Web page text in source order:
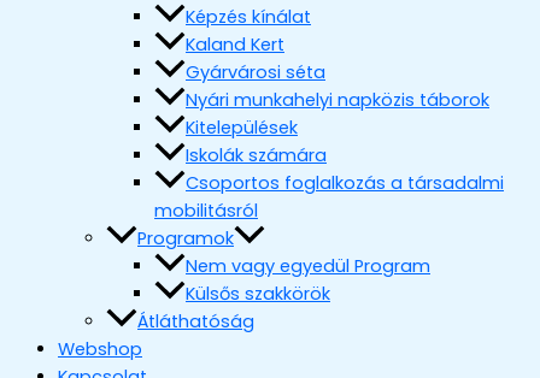
Képzés kínálat
Kaland Kert
Gyárvárosi séta
Nyári munkahelyi napközis táborok
Kitelepülések
Iskolák számára
Csoportos foglalkozás a társadalmi
mobilitásról
Programok
Nem vagy egyedül Program
Külsős szakkörök
Átláthatóság
Webshop